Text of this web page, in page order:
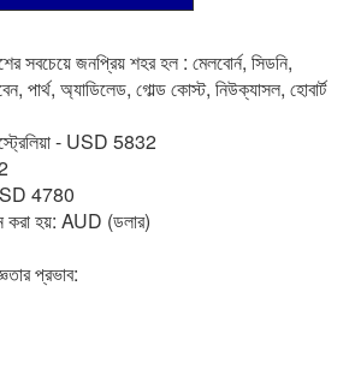
সবচেয়ে জনপ্রিয় শহর হল : মেলবোর্ন, সিডনি,
পার্থ, অ্যাডিলেড, গোল্ড কোস্ট, নিউক্যাসল, হোবার্ট
- USD 5832
4780
করা হয়: AUD (ডলার)
প্রভাব: